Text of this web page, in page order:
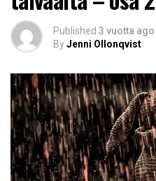
Published 3 vuotta ago
ByJenni Ollonqvist